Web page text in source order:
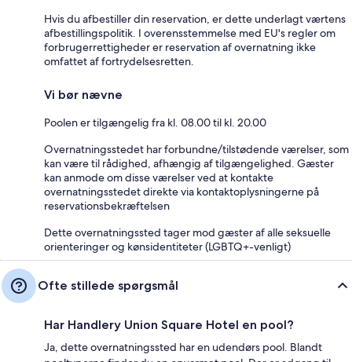
Hvis du afbestiller din reservation, er dette underlagt værtens
afbestillingspolitik. I overensstemmelse med EU's regler om
forbrugerrettigheder er reservation af overnatning ikke
omfattet af fortrydelsesretten.
Vi bør nævne
Poolen er tilgængelig fra kl. 08.00 til kl. 20.00
Overnatningsstedet har forbundne/tilstødende værelser, som
kan være til rådighed, afhængig af tilgængelighed. Gæster
kan anmode om disse værelser ved at kontakte
overnatningsstedet direkte via kontaktoplysningerne på
reservationsbekræftelsen
Dette overnatningssted tager mod gæster af alle seksuelle
orienteringer og kønsidentiteter (LGBTQ+-venligt)
Ofte stillede spørgsmål
Har Handlery Union Square Hotel en pool?
Ja, dette overnatningssted har en udendørs pool. Blandt